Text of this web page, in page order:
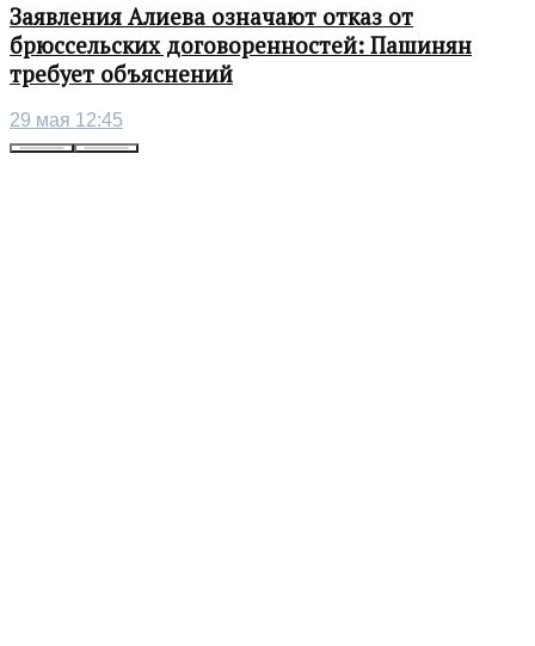
Заявления Алиева означают отказ от
брюссельских договоренностей: Пашинян
требует объяснений
29 мая 12:45